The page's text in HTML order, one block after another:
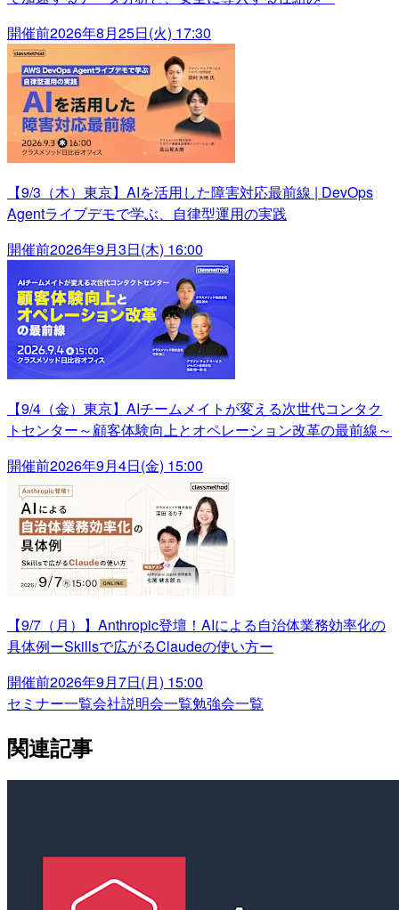
開催前2026年8月25日(火) 17:30
【9/3（木）東京】AIを活用した障害対応最前線 | DevOps
Agentライブデモで学ぶ、自律型運用の実践
開催前2026年9月3日(木) 16:00
【9/4（金）東京】AIチームメイトが変える次世代コンタク
トセンター～顧客体験向上とオペレーション改革の最前線～
開催前2026年9月4日(金) 15:00
【9/7（月）】Anthropic登壇！AIによる自治体業務効率化の
具体例ーSkillsで広がるClaudeの使い方ー
開催前2026年9月7日(月) 15:00
セミナー一覧会社説明会一覧勉強会一覧
関連記事